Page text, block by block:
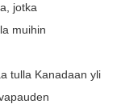
jotka
muihin
tulla Kanadaan yli